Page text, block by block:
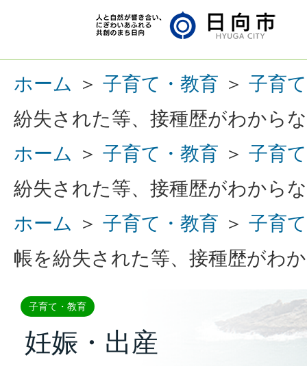
ホーム ＞ 子育て・教育 ＞ 子育
紛失された等、接種歴がわから
ホーム
＞ 子育て・教育 ＞ 子育
紛失された等、接種歴がわから
ホーム
＞ 子育て・教育 ＞ 子育
帳を紛失された等、接種歴がわ
子育て・教育
妊娠・出産